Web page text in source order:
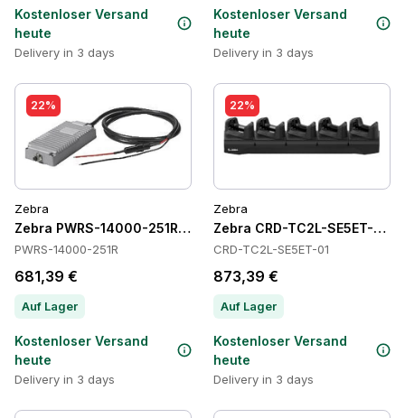
Kostenloser Versand
heute
Delivery in 3 days
Kostenloser Versand
heute
Delivery in 3 days
22%
Zebra
Zebra PWRS-14000-251R Power Supply
PWRS-14000-251R
681,39 €
Auf Lager
Kostenloser Versand
heute
Delivery in 3 days
22%
Zebra
Zebra CRD-TC2L-SE5ET-01
CRD-TC2L-SE5ET-01
873,39 €
Auf Lager
Kostenloser Versand
heute
Delivery in 3 days